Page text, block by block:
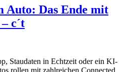
Auto: Das Ende mit
c´t
Staudaten in Echtzeit oder ein KI-
rollen mit zahlreichen Connected